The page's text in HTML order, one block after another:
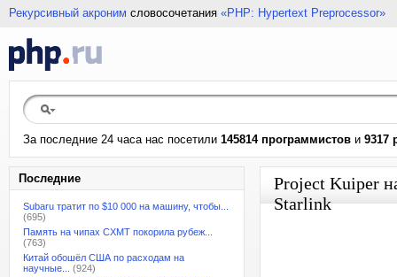
Рекурсивный акроним словосочетания «PHP: Hypertext Preprocessor»
За последние 24 часа нас посетили 145814 программистов и 9317
Последние
Subaru тратит по $10 000 на машину, чтобы...
(695)
Память на чипах CXMT покорила рубеж...
(763)
Китай обошёл США по расходам на
научные...
(924)
Project Kuiper
Starlink